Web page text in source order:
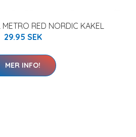
RED NORDIC KAKEL
29.95 SEK
MER INFO!